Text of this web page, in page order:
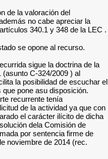
de la valoración del
no cabe apreciar la
340.1 y 348 de la LEC .
se opone al recurso.
sigue la doctrina de la
C-324/2009 ) al
la posibilidad de escuchar el
pone asu disposición.
recurrente tenía
de la actividad ya que con
el carácter ilícito de dicha
dela Comisión de
por sentencia firme de
noviembre de 2014 (rec.